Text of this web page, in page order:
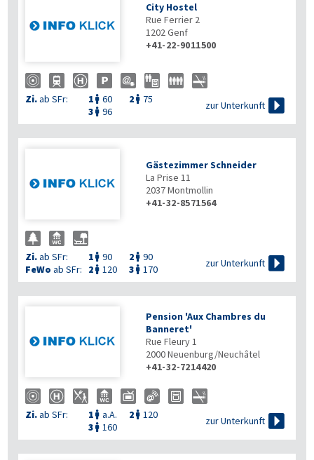
City Hostel
Rue Ferrier 2
1202Genf
+41-22-9011500
Zi.ab SFr: 1  60 2  75
3  96
zur Unterkunft 
Gästezimmer Schneider
La Prise 11
2037Montmollin
+41-32-8571564
Zi.ab SFr: 1  90 2  90
FeWo ab SFr: 2  120 3  170
zur Unterkunft 
Pension 'Aux Chambres du
Banneret'
Rue Fleury 1
2000Neuenburg/Neuchâtel
+41-32-7214420
Zi.ab SFr: 1  a.A. 2  120
3  160
zur Unterkunft 